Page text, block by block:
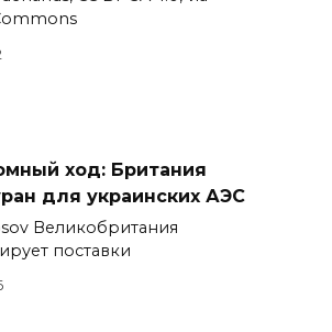
ход: Британия
для украинских АЭС
Великобритания
поставки